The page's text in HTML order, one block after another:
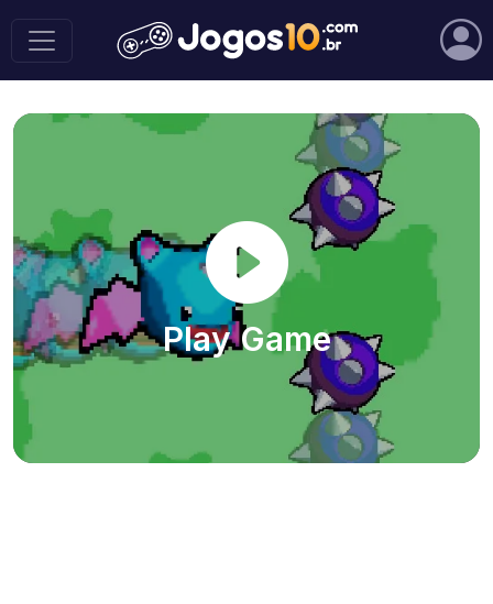
Play Game